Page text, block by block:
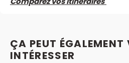
ÇA PEUT ÉGALEMENT
INTÉRESSER